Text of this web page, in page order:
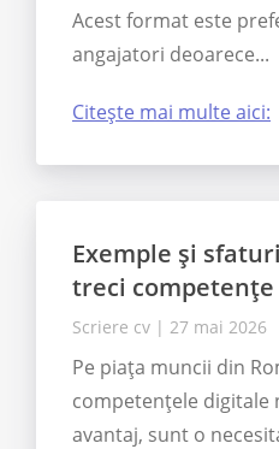
Acest format este
angajatori deoarece...
Citește mai multe aici:
Exemple și
treci competențe
Scriere cv | 27 mai 2026
Pe piața muncii din
competențele digitale
avantaj, sunt o